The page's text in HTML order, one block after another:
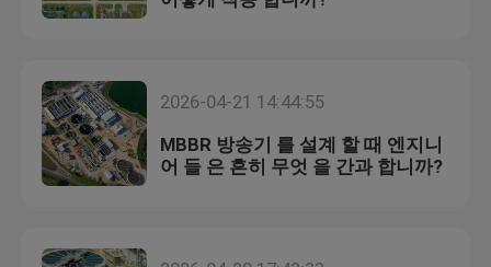
2026-04-21 14:44:55
MBBR 방송기 를 설계 할 때 엔지니
어 들 은 흔히 무엇 을 간과 합니까?